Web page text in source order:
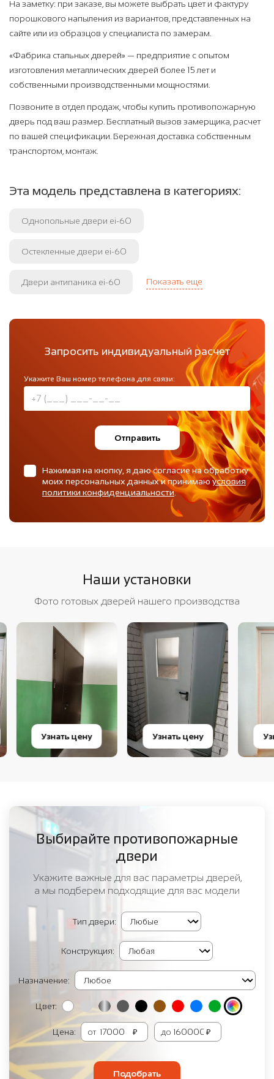
На заметку: при заказе, вы можете выбрать цвет и фактуру
порошкового напыления из вариантов, представленных на
сайте или из образцов у специалиста по замерам.
«Фабрика стальных дверей» — предприятие с опытом
изготовления металлических дверей более 15 лет и
собственными производственными мощностями.
Позвоните в отдел продаж, чтобы купить противопожарную
дверь под ваш размер. Бесплатный вызов замерщика, расчет
по вашей спецификации. Бережная доставка собственным
транспортом, монтаж.
Эта модель представлена в категориях:
Однопольные двери ei-60
Остекленные двери ei-60
Двери антипаника ei-60 Показать еще
Запросить индивидуальный расчет
Укажите Ваш номер телефона для связи:
Отправить
Нажимая на кнопку, я даю согласие на обработку
моих персональных данных и принимаюусловия
политики конфиденциальности.
Наши установки
Фото готовых дверей нашего производства
Узнать цену Узнать цену
Выбирайте противопожарные
двери
Укажите важные для вас параметры дверей,
а мы подберем подходящие для вас модели
Тип двери:
Конструкция:
Назначение:
Цвет:
Цена: от ₽ до ₽
Подобрать